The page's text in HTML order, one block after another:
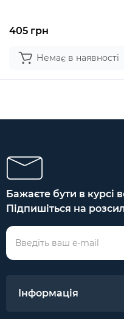
405 грн
Немає в наявності
Бажаєте бути в курсі
Підпишіться на
Інформація